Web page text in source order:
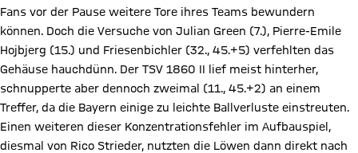
Fans vor der Pause weitere Tore ihres Teams bewundern
können. Doch die Versuche von Julian Green (7.), Pierre-Emile
Hojbjerg (15.) und Friesenbichler (32., 45.+5) verfehlten das
Gehäuse hauchdünn. Der TSV 1860 II lief meist hinterher,
schnupperte aber dennoch zweimal (11., 45.+2) an einem
Treffer, da die Bayern einige zu leichte Ballverluste einstreuten.
Einen weiteren dieser Konzentrationsfehler im Aufbauspiel,
diesmal von Rico Strieder, nutzten die Löwen dann direkt nach